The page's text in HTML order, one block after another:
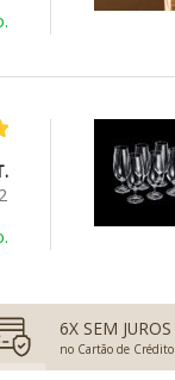
6X SEM JUROS
no Cartão de Crédito